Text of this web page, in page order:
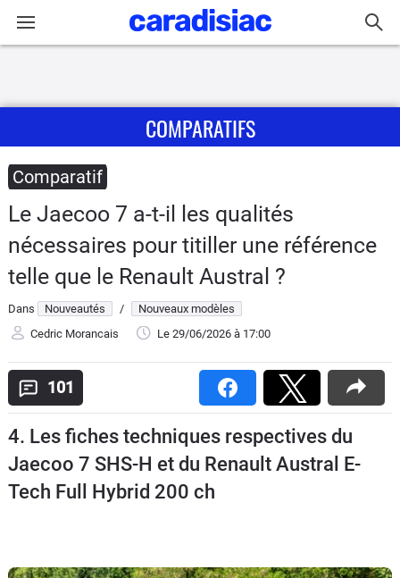
Actu
Essais
Guide
d'achat
Electriques
Utilitaires
Auto
Services
COMPARATIFS
Comparatif
Le Jaecoo 7 a-t-il les qualités
nécessaires pour titiller une référence
telle que le Renault Austral ?
Dans Nouveautés /
Nouveaux modèles
Cedric Morancais
Le 29/06/2026 à 17:00
101
4. Les fiches techniques respectives du
Jaecoo 7 SHS-H et du Renault Austral E-
Tech Full Hybrid 200 ch